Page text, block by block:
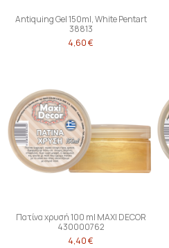
Antiquing Gel 150ml, White Pentart
38813
4,60 €
Πατίνα χρυσή 100 ml MAXI DECOR
430000762
4,40 €